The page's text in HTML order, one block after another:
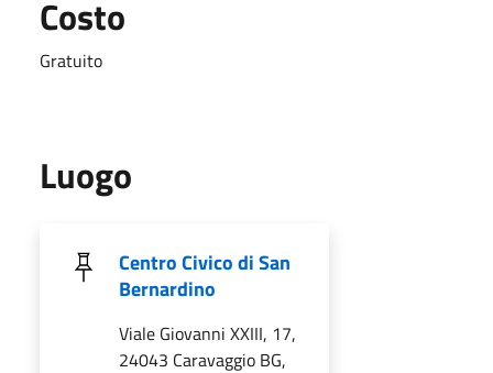
Costo
Gratuito
Luogo
Centro Civico di San
Bernardino
Viale Giovanni XXIII, 17,
24043 Caravaggio BG,